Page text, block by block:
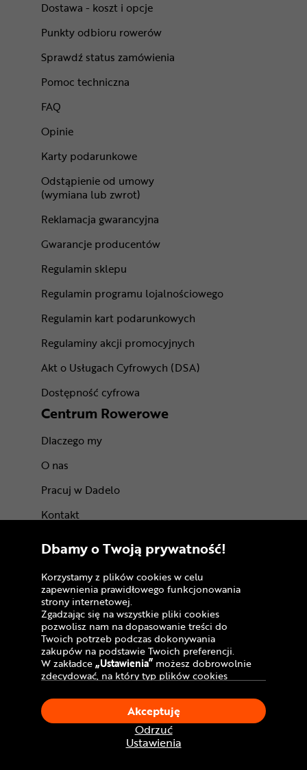
Dostawa - koszt i opcje
Punkty odbioru rowerów
Sprawdź status zamówienia
Pomoc techniczna
FAQ
Opinie
Karty podarunkowe
Odstąpienie od umowy
(wymiana lub zwrot)
Reklamacja gwarancyjna
Gwarancje producentów
Regulamin sklepu
Regulamin programu lojalnościowego
Regulamin kart podarunkowych
Regulaminy akcji promocyjnych
Akt o Usługach Cyfrowych (DSA)
Dostępność cyfrowa
Centrum Rowerowe
Dlaczego my
O nas
Pracuj w Dadelo
Kontakt
Trasy rowerowe
Atrakcje rowerowe
Certyfikaty
Dbamy o Twoją prywatność!
Korzystamy z plików cookies w celu
zapewnienia prawidłowego funkcjonowania
strony internetowej.
Zgadzając się na wszystkie pliki cookies
pozwolisz nam na dopasowanie treści do
Twoich potrzeb podczas dokonywania
zakupów na podstawie Twoich preferencji.
W zakładce„Ustawienia” możesz dobrowolnie
zdecydować, na który typ plików cookies
Klikając„Akceptuję”, wyrażasz zgodę na
stosowanie ciasteczek zgodnie z ustawieniami
Twojej przeglądarki.
W dowolnym momencie, możesz dokonać
zmiany swojego wyboru klikając opcję
Ustawienia
Odrzuć
Akceptuję